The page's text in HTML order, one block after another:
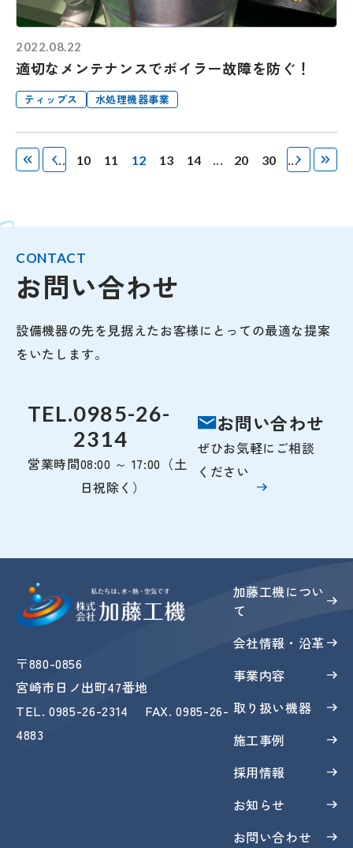
2022.08.22
適切なメンテナンスでボイラー故障を防ぐ！
ティップス 水処理機器事業
最
初
«... 10 11 12 13 14 ... 20 30 ...»
最
後
CONTACT
お問い合わせ
設備機器の先を見据えたお客様にとっての最適な提案
をいたします。
TEL.0985-26-
2314
営業時間08:00 ～ 17:00（土
日祝除く）
お問い合わせ
ぜひお気軽にご相談
ください
〒880-0856
宮崎市日ノ出町47番地
TEL.0985-26-2314 FAX. 0985-26-
4883
加藤工機につい
て
会社情報・沿革
事業内容
取り扱い機器
施工事例
採用情報
お知らせ
お問い合わせ